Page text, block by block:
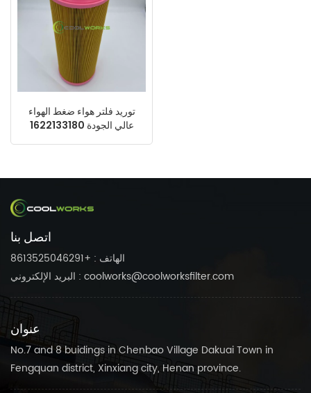
توريد فلتر هواء ضغط الهواء
عالي الجودة 1622133180
اتصل بنا
الهاتف : +8613525046291
البريد الإلكتروني : coolworks@coolworksfilter.com
عنوان
No.7 and 8 buidings in Chenbao Village Dakuai Town in
Fengquan district, Xinxiang city, Henan province.